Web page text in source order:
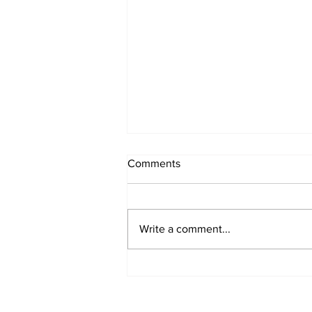
Samen zijn en doen
Comments
Write a comment...